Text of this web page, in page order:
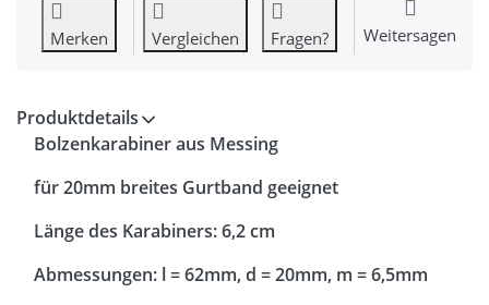
Merken Vergleichen Fragen? Weitersagen
Produktdetails
Bolzenkarabiner aus Messing
für 20mm breites Gurtband geeignet
Länge des Karabiners: 6,2 cm
Abmessungen: l = 62mm, d = 20mm, m = 6,5mm